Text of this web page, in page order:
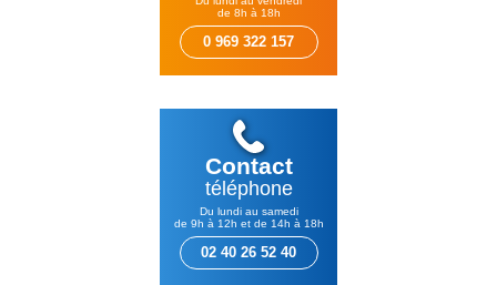
de 8h à 18h
0 969 322 157
Contact
téléphone
Du lundi au samedi
de 9h à 12h et de 14h à 18h
02 40 26 52 40